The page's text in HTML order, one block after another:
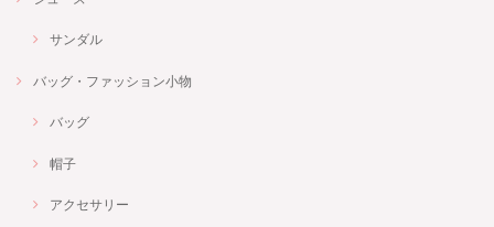
サンダル
バッグ・ファッション小物
バッグ
帽子
アクセサリー